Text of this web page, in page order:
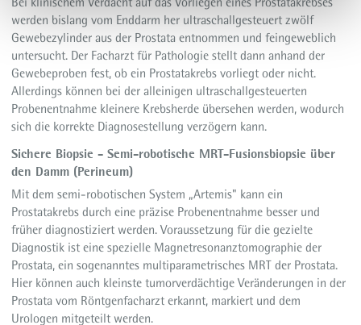
werden bislang vom Enddarm her ultraschallgesteuert zwölf
Gewebezylinder aus der Prostata entnommen und feingeweblich
untersucht. Der Facharzt für Pathologie stellt dann anhand der
Gewebeproben fest, ob ein Prostatakrebs vorliegt oder nicht.
Allerdings können bei der alleinigen ultraschallgesteuerten
Probenentnahme kleinere Krebsherde übersehen werden, wodurch
sich die korrekte Diagnosestellung verzögern kann.
Sichere Biopsie - Semi-robotische MRT-Fusionsbiopsie über
den Damm (Perineum)
Mit dem semi-robotischen System „Artemis" kann ein
Prostatakrebs durch eine präzise Probenentnahme besser und
früher diagnostiziert werden. Voraussetzung für die gezielte
Diagnostik ist eine spezielle Magnetresonanztomographie der
Prostata, ein sogenanntes multiparametrisches MRT der Prostata.
Hier können auch kleinste tumorverdächtige Veränderungen in der
Prostata vom Röntgenfacharzt erkannt, markiert und dem
Urologen mitgeteilt werden.